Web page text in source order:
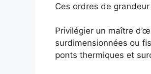
Ces ordres de
Privilégier un maître
surdimensionnées ou
ponts thermiques et